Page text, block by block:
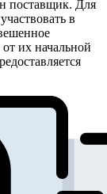
поставщик. Для
в
их начальной